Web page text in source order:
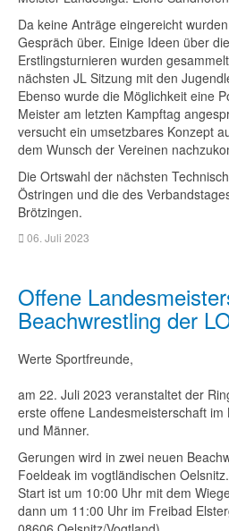
Da keine Anträge eingereicht
Gespräch über. Einige Ideen über
Erstlingsturnieren wurden
nächsten JL Sitzung mit den
Ebenso wurde die Möglichkeit eine
Meister am letzten Kampftag
versucht ein umsetzbares Konzept
dem Wunsch der Vereinen
Die Ortswahl der nächsten
Östringen und die des
Brötzingen.
06. Juli 2023
Offene
Beachwrestling der
Werte Sportfreunde,
am 22. Juli 2023 veranstaltet der
erste offene Landesmeisterschaft
und Männer.
Gerungen wird in zwei neuen
Foeldeak im vogtländischen Oelsnitz.
Start ist um 10:00 Uhr mit dem
dann um 11:00 Uhr im Freibad